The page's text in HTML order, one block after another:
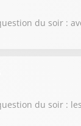
du soir :
du soir :